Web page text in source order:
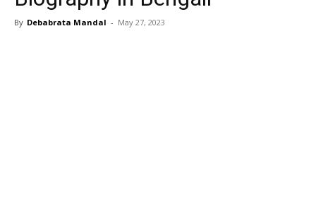
By Debabrata Mandal - May 27, 2023